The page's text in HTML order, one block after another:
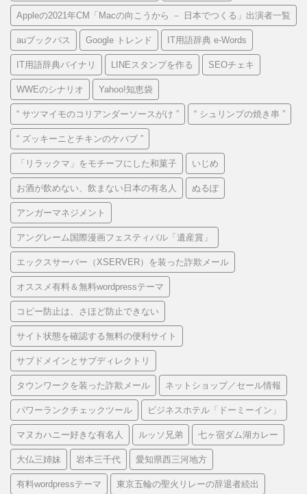
Appleの2021年CM「Macの向こうから － 日本でつくる」出演者一覧
auブックパス Google トレンド IT用語辞典 e-Words
IT用語辞典バイナリ LINEスタンプを作る SEOチェキ
WWEのシナリオ Yahoo!知恵袋
“ サツマイモのコリアンダーソースがけ ” “ シュリンプの焼き串 ”
“ ズッキーニとチキンのケバブ ”
「リラックマ」をモチーフにした和菓子 いじめ
お酒が飲めない、飲まない日本の有名人 ぬるぽ
アンガーマネジメント
アングレーム国際漫画フェスティバル「遺産賞」
エックスサーバー（XSERVER）を装った詐欺メール
オススメ有料＆無料wordpressテーマ
コピー防止は、さほど防止できない
サイト状態を確認する無料の便利サイト
サブドメインとサブディレクトリ
タウンワークを装った詐欺メール ネットショップ／セール情報
パワーランクチェックツール ビジネスホテル「ドーミーイン」
マヌカハニー好きな有名人 ルッソ兄弟 七ヶ宿ダム湖カレー
大仏三姉妹 岩本三千代 愛知県西三河地方
有料wordpressテーマ 東京五輪の聖火リレーの辞退者続出